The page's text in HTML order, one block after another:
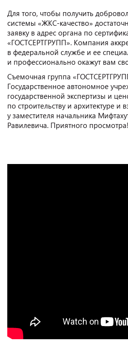
Для того, чтобы получить
системы «ЖКС-качество»
заявку в адрес органа по
«ГОСТСЕРТГРУПП». Компания
в федеральной службе и ее
и профессионально окажут вам
Съемочная группа
Государственное автономное
государственной экспертизы и
по строительству и архитектуре и
у заместителя начальника
Равилевича. Приятного просмотра!